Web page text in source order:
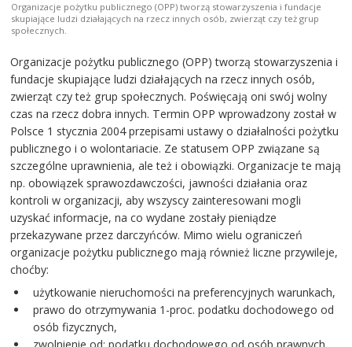
Organizacje pożytku publicznego (OPP) tworzą stowarzyszenia i fundacje
skupiające ludzi działających na rzecz innych osób, zwierząt czy też grup
społecznych.
Organizacje pożytku publicznego (OPP) tworzą stowarzyszenia i
fundacje skupiające ludzi działających na rzecz innych osób,
zwierząt czy też grup społecznych. Poświęcają oni swój wolny
czas na rzecz dobra innych. Termin OPP wprowadzony został w
Polsce 1 stycznia 2004 przepisami ustawy o działalności pożytku
publicznego i o wolontariacie. Ze statusem OPP związane są
szczególne uprawnienia, ale też i obowiązki. Organizacje te mają
np. obowiązek sprawozdawczości, jawności działania oraz
kontroli w organizacji, aby wszyscy zainteresowani mogli
uzyskać informacje, na co wydane zostały pieniądze
przekazywane przez darczyńców. Mimo wielu ograniczeń
organizacje pożytku publicznego mają również liczne przywileje,
choćby:
użytkowanie nieruchomości na preferencyjnych warunkach,
prawo do otrzymywania 1-proc. podatku dochodowego od
osób fizycznych,
zwolnienie od: podatku dochodowego od osób prawnych,